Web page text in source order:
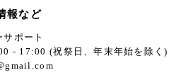
報など
ポート
- 17:00 (祝祭日、年末年始を除く)